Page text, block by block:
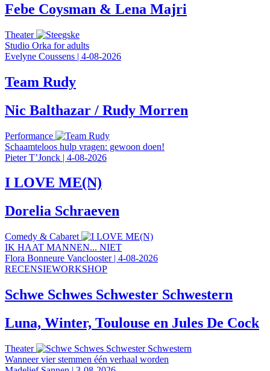
Febe Coysman & Lena Majri
Theater
Studio Orka for adults
Evelyne Coussens | 4-08-2026
Team Rudy
Nic Balthazar / Rudy Morren
Performance
Schaamteloos hulp vragen: gewoon doen!
Pieter T’Jonck | 4-08-2026
I LOVE ME(N)
Dorelia Schraeven
Comedy & Cabaret
IK HAAT MANNEN... NIET
Flora Bonneure Vanclooster| 4-08-2026
RECENSIEWORKSHOP
Schwe Schwes Schwester Schwestern
Luna, Winter, Toulouse en Jules De Cock
Theater
Wanneer vier stemmen één verhaal worden